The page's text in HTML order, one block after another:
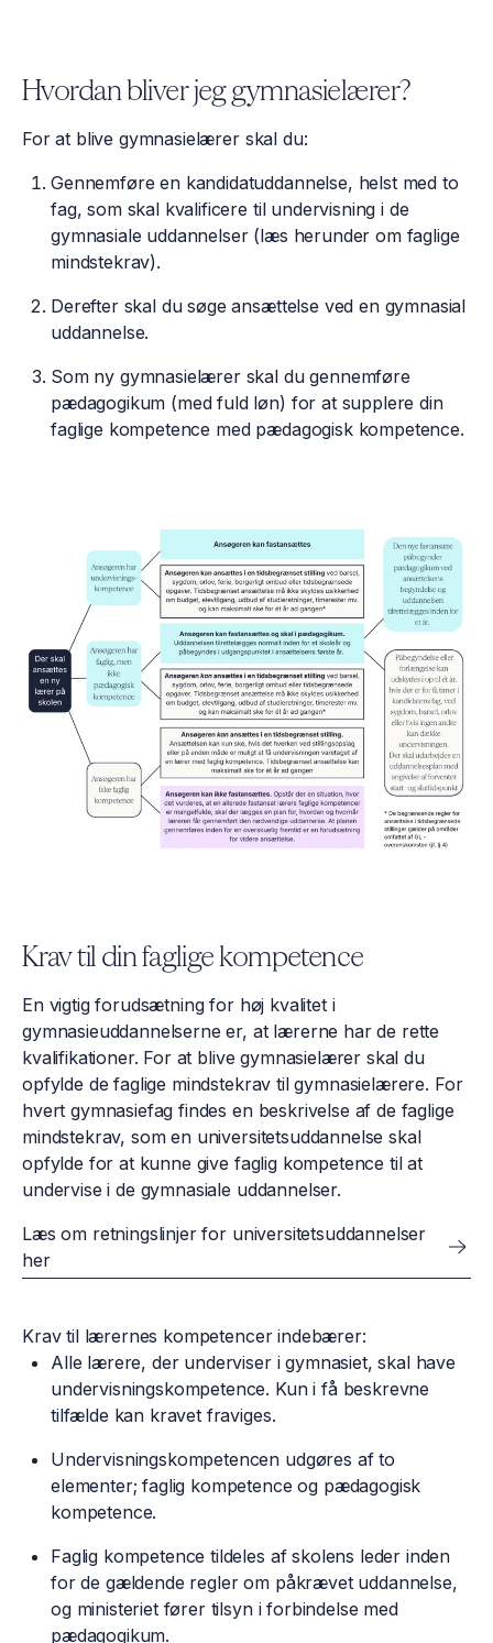
​​​​​​​​​​​​​​​​​​Hvordan bliver jeg gymnasielærer​​​​​​​?​
For at blive gymnasielærer skal du:
​​Gennemføre en kandidatuddannelse, helst med to
fag, som skal kvalificere til undervisning i de
gymnasiale uddannelser (læs herunder om faglige
mindstekrav).
Derefter skal du søge ansættelse ved en gymnasial
uddannelse.
Som ny gymnasielærer skal du gennemføre
pædagogikum (med fuld løn) for at supplere din
faglige kompetence med pædagogisk kompetence.
Krav til din faglige kompetence
En vigtig forudsætning for høj kvalitet i
gymnasieuddannelserne er, at lærerne har de rette
kvalifikationer. For at blive gymnasielærer skal du
opfylde de faglige mindstekrav til gymnasielærere. ​For
hvert gymnasiefag findes en beskrivelse af de faglige
mindstekrav, som en universitetsuddannelse skal
opfylde for at kunne give faglig kompetence til at
undervise i de gymnasiale uddannelser.
Læs om retningslinjer for universitetsuddannelser
her
Krav til lærernes kompetencer indebærer:
Alle lærere, der underviser i gymnasiet, skal have
undervisningskompetence. Kun i få beskrevne
tilfælde kan kravet fraviges.
Undervisningskompetencen udgøres af to
elementer; faglig kompetence og pædagogisk
kompetence.​
Faglig kompetence​ tildeles af skolens leder inden
for de gældende regler om påkrævet uddannelse,
og ministeriet fører tilsyn i forbindelse med
pædagogikum.